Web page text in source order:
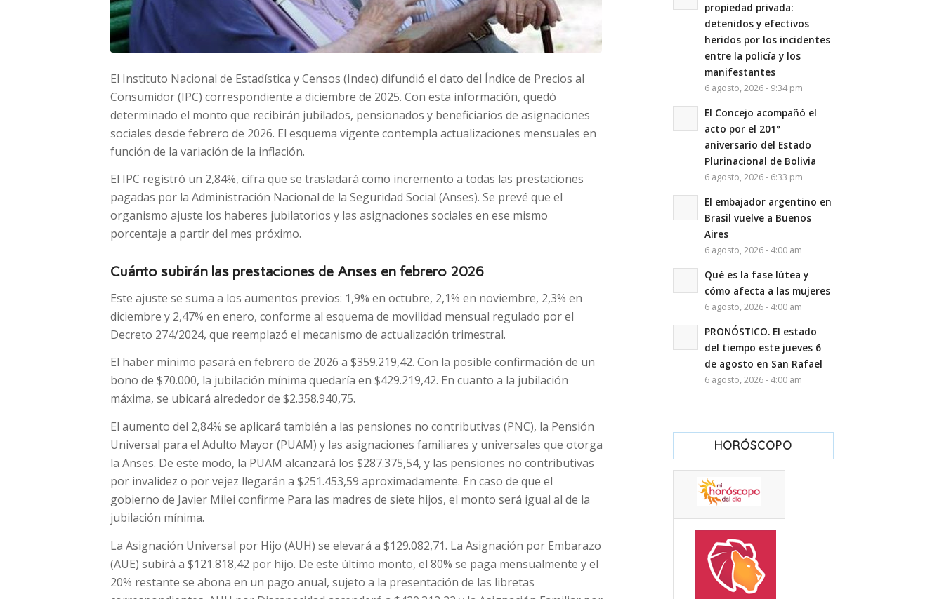
El Instituto Nacional de Estadística y Censos (Indec) difundió el dato del Índice de Precios al
Consumidor (IPC) correspondiente a diciembre de 2025. Con esta información, quedó
determinado el monto que recibirán jubilados, pensionados y beneficiarios de asignaciones
sociales desde febrero de 2026. El esquema vigente contempla actualizaciones mensuales en
función de la variación de la inflación.
El IPC registró un 2,84%, cifra que se trasladará como incremento a todas las prestaciones
pagadas por la Administración Nacional de la Seguridad Social (Anses). Se prevé que el
organismo ajuste los haberes jubilatorios y las asignaciones sociales en ese mismo
porcentaje a partir del mes próximo.
Cuánto subirán las prestaciones de Anses en febrero 2026
Este ajuste se suma a los aumentos previos: 1,9% en octubre, 2,1% en noviembre, 2,3% en
diciembre y 2,47% en enero, conforme al esquema de movilidad mensual regulado por el
Decreto 274/2024, que reemplazó el mecanismo de actualización trimestral.
El haber mínimo pasará en febrero de 2026 a $359.219,42. Con la posible confirmación de un
bono de $70.000, la jubilación mínima quedaría en $429.219,42. En cuanto a la jubilación
máxima, se ubicará alrededor de $2.358.940,75.
El aumento del 2,84% se aplicará también a las pensiones no contributivas (PNC), la Pensión
Universal para el Adulto Mayor (PUAM) y las asignaciones familiares y universales que otorga
la Anses. De este modo, la PUAM alcanzará los $287.375,54, y las pensiones no contributivas
por invalidez o por vejez llegarán a $251.453,59 aproximadamente. En caso de que el
gobierno de Javier Milei confirme Para las madres de siete hijos, el monto será igual al de la
jubilación mínima.
La Asignación Universal por Hijo (AUH) se elevará a $129.082,71. La Asignación por Embarazo
(AUE) subirá a $121.818,42 por hijo. De este último monto, el 80% se paga mensualmente y el
20% restante se abona en un pago anual, sujeto a la presentación de las libretas
propiedad privada:
detenidos y efectivos
heridos por los incidentes
entre la policía y los
manifestantes
6 agosto, 2026 - 9:34 pm
El Concejo acompañó el
acto por el 201°
aniversario del Estado
Plurinacional de Bolivia
6 agosto, 2026 - 6:33 pm
El embajador argentino en
Brasil vuelve a Buenos
Aires
6 agosto, 2026 - 4:00 am
Qué es la fase lútea y
cómo afecta a las mujeres
6 agosto, 2026 - 4:00 am
PRONÓSTICO. El estado
del tiempo este jueves 6
de agosto en San Rafael
6 agosto, 2026 - 4:00 am
HORÓSCOPO